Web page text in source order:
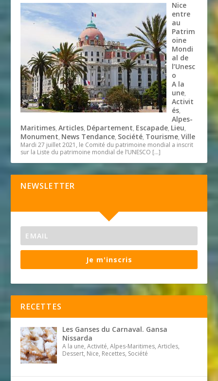
Nice
entre
au
Patrim
oine
Mondi
al de
l’Unesc
o
A la
une,
Activit
és,
Alpes-
Maritimes,Articles, Département, Escapade, Lieu,
Monument, News Tendance, Société, Tourisme,Ville
Mardi 27 juillet 2021, le Comité du patrimoine mondial a inscrit
sur la Liste du patrimoine mondial de l’UNESCO […]
NEWSLETTER
Je m'inscris
RECETTES
Les Ganses du Carnaval. Gansa
Nissarda
A la une, Activité, Alpes-Maritimes, Articles,
Dessert, Nice, Recettes, Société